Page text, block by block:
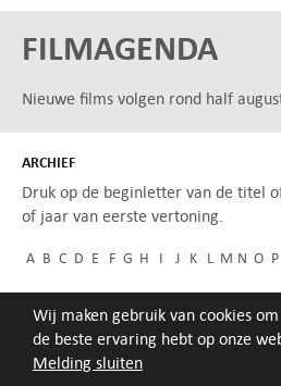
Melding sluiten
Wij maken gebruik van cookies
de beste ervaring hebt op onze
FILMAGENDA
Nieuwe films volgen rond half
ARCHIEF
Druk op de beginletter van de titel
of jaar van eerste vertoning.
A B C D E F G H I J K L M N O P